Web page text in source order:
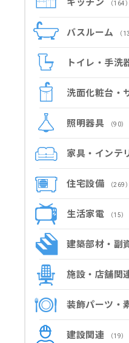
キッチン （164）
バスルーム （
トイレ・手洗
洗面化粧台・
照明器具 （90）
家具・インテ
住宅設備 （269）
生活家電 （15）
建築部材・副
施設・店舗関
装飾パーツ・
建設関連 （19）